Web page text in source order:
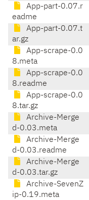
App-part-0.07.r
eadme
App-part-0.07.t
ar.gz
App-scrape-0.0
8.meta
App-scrape-0.0
8.readme
App-scrape-0.0
8.tar.gz
Archive-Merge
d-0.03.meta
Archive-Merge
d-0.03.readme
Archive-Merge
d-0.03.tar.gz
Archive-SevenZ
ip-0.19.meta